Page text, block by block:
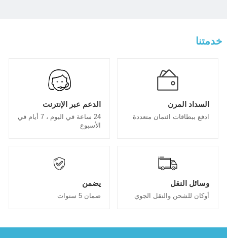
خدمتنا
السداد المرن
ادفع ببطاقات ائتمان متعددة
الدعم عبر الإنترنت
24 ساعة في اليوم ، 7 أيام في
الأسبوع
وسائل النقل
أوكان للشحن والنقل الجوي
يضمن
ضمان 5 سنوات